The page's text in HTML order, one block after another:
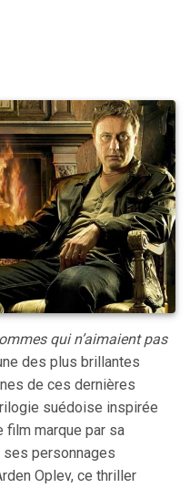
qui n’aimaient pas
des plus brillantes
de ces dernières
suédoise inspirée
film marque par sa
personnages
Oplev, ce thriller